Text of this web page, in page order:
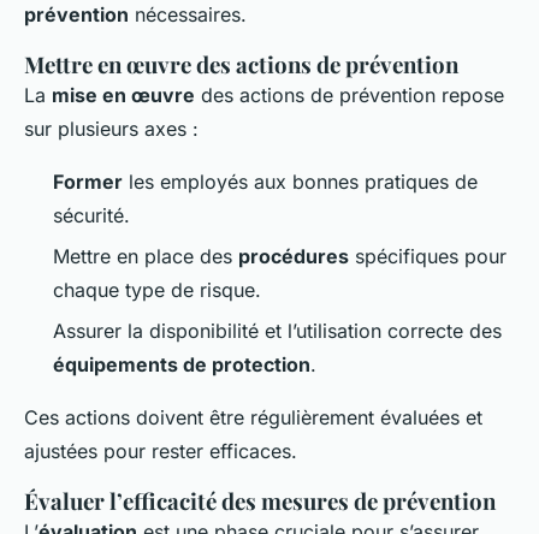
prévention nécessaires.
Mettre en œuvre des actions de prévention
La mise en œuvre des actions de prévention repose
sur plusieurs axes :
Former les employés aux bonnes pratiques de
sécurité.
Mettre en place des procédures spécifiques pour
chaque type de risque.
Assurer la disponibilité et l’utilisation correcte des
équipements de protection.
Ces actions doivent être régulièrement évaluées et
ajustées pour rester efficaces.
Évaluer l’efficacité des mesures de prévention